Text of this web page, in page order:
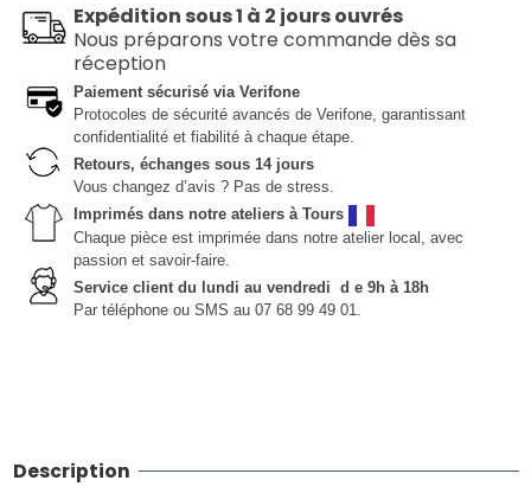
Expédition sous 1 à 2 jours ouvrés
Nous préparons votre commande dès sa
réception
Paiement sécurisé via Verifone
Protocoles de sécurité avancés de Verifone, garantissant
confidentialité et fiabilité à chaque étape.
Retours, échanges sous 14 jours
Vous changez d’avis ? Pas de stress.
Imprimés dans notre ateliers à Tours
Chaque pièce est imprimée dans notre atelier local, avec
passion et savoir-faire.
Service client du lundi au vendredi d e 9h à 18h
Par téléphone ou SMS au 07 68 99 49 01.
Description